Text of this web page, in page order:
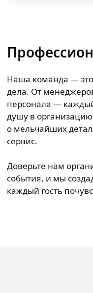
Наша команда —
дела. От
персонала —
душу в
о мельчайших
сервис.
Доверьте нам
события, и мы
каждый гость